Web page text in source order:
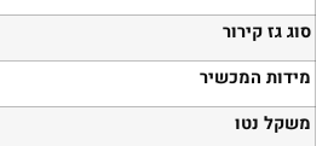
סוג גז קירור
מידות המכשיר
משקל נטו